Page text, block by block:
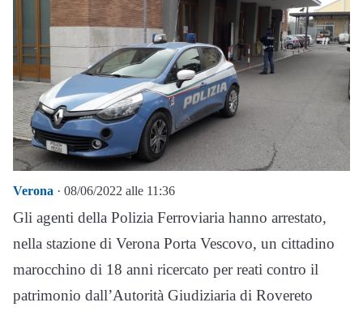
Verona · 08/06/2022 alle 11:36
Gli agenti della Polizia Ferroviaria hanno arrestato,
nella stazione di Verona Porta Vescovo, un cittadino
marocchino di 18 anni ricercato per reati contro il
patrimonio dall’Autorità Giudiziaria di Rovereto